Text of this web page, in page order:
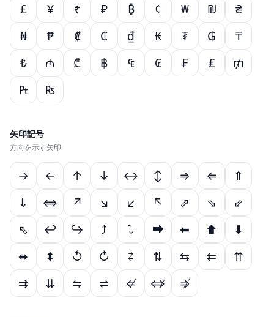
£
¥ ₹ ₽ ₿ ¢ ₩ ₪
₴
₦
₱ ₡ ₵ ₫ ₭ ₮ ₲
₸
₺
₼ ₾ ฿ ₠ ₢ ₣ ₤
₥
₧
₨
矢印記号
方向を示す矢印
→ ← ↑ ↓ ↔ ↕ ⇒ ⇐
⇑
⇓
⇔ ↗ ↘ ↙ ↖ ⇗ ⇘
⇙
⇖
↩ ↪ ⤴ ⤵ ⮕ ⬅ ⬆
⬇
⬌
⬍ ↺ ↻ ⇄ ⇅ ⇆ ⇇
⇈
⇉
⇊ ⇋ ⇌ ⇍ ⇎ ⇏